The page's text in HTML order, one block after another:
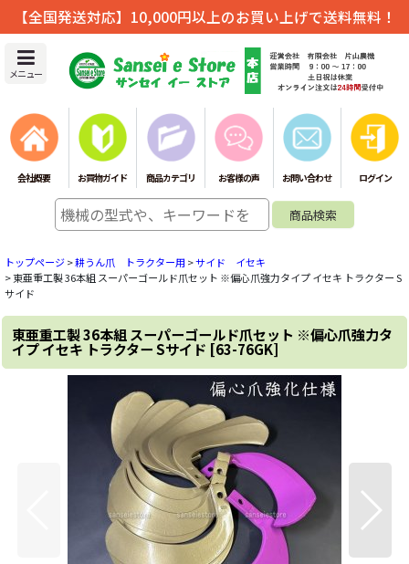
【全国発送対応】10,000円以上のお買い上げで送料無料！
メニュー
会社概要 お買物ガイド 商品カテゴリ お客様の声 お問い合わせ ログイン
トップページ>耕うん爪 トラクター用 >サイド イセキ
>東亜重工製 36本組 スーパーゴールド爪セット ※偏心爪強力タイプ イセキ トラクター S
サイド
東亜重工製 36本組 スーパーゴールド爪セット ※偏心爪強力タ
イプ イセキ トラクター Sサイド [63-76GK]